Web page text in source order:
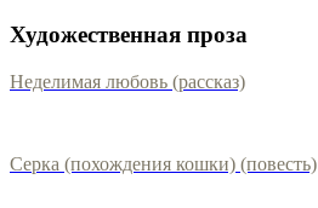
Художественная проза
Неделимая любовь (рассказ)
Серка (похождения кошки) (повесть)